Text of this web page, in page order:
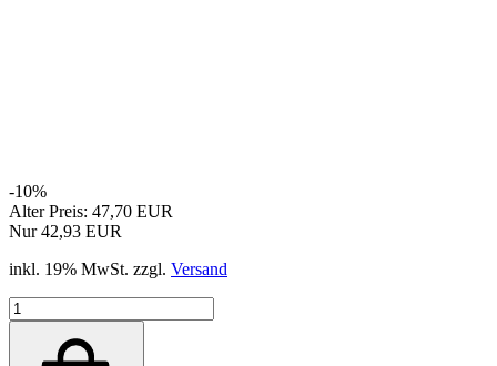
-10%
Alter Preis: 47,70 EUR
Nur 42,93 EUR
inkl. 19% MwSt. zzgl. Versand